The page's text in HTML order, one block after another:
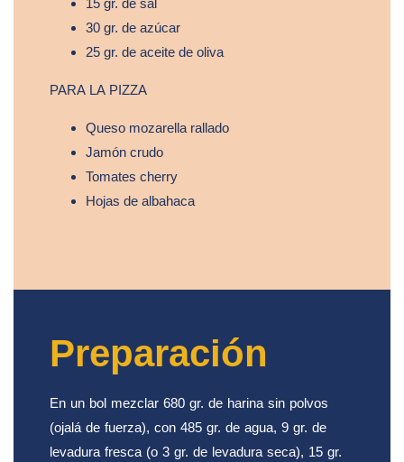
30 gr. de azúcar
25 gr. de aceite de oliva
PARA LA PIZZA
Queso mozarella rallado
Jamón crudo
Tomates cherry
Hojas de albahaca
Preparación
En un bol mezclar 680 gr. de harina sin polvos
(ojalá de fuerza), con 485 gr. de agua, 9 gr. de
levadura fresca (o 3 gr. de levadura seca), 15 gr.